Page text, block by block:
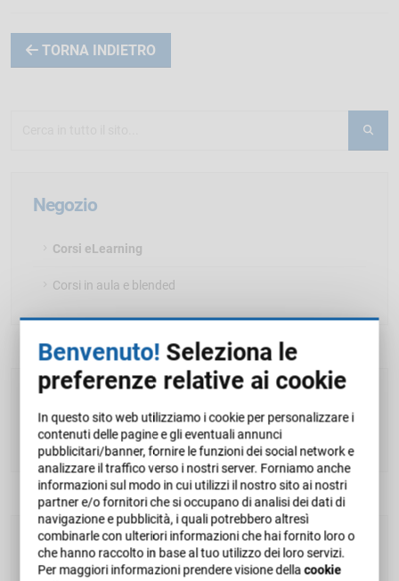
TORNA INDIETRO
Negozio
Corsi eLearning
Corsi in aula e blended
Carrello
Il carrello è attualmente vuoto.
Corsi eLearning
Benvenuto! Seleziona le
preferenze relative ai cookie
In questo sito web utilizziamo i cookie per personalizzare i
contenuti delle pagine e gli eventuali annunci
pubblicitari/banner, fornire le funzioni dei social network e
analizzare il traffico verso i nostri server. Forniamo anche
informazioni sul modo in cui utilizzi il nostro sito ai nostri
partner e/o fornitori che si occupano di analisi dei dati di
navigazione e pubblicità, i quali potrebbero altresì
combinarle con ulteriori informazioni che hai fornito loro o
che hanno raccolto in base al tuo utilizzo dei loro servizi.
Per maggiori informazioni prendere visione dellacookie